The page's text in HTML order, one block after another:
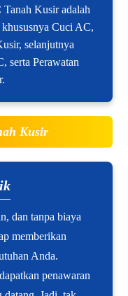
Kusir adalah
khususnya Cuci AC,
selanjutnya
serta Perawatan
Kusir
dan tanpa biaya
memberikan
Anda.
penawaran